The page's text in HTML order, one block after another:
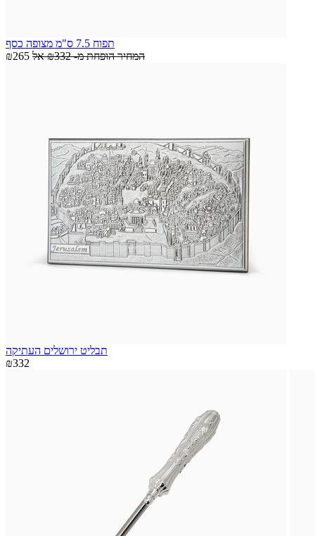
תפוח 7.5 ס"מ מצופה כסף
₪265
המחיר הופחת מ-₪332 אל
תבליט ירושלים העתיקה
₪332